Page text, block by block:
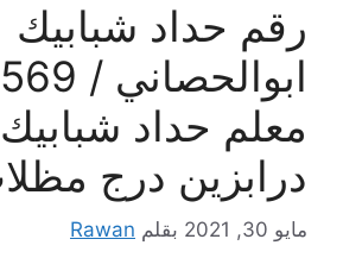
رقم حداد شبابيك
معلم حداد
درابزين درج
مايو 30, 2021 بقلم Rawan